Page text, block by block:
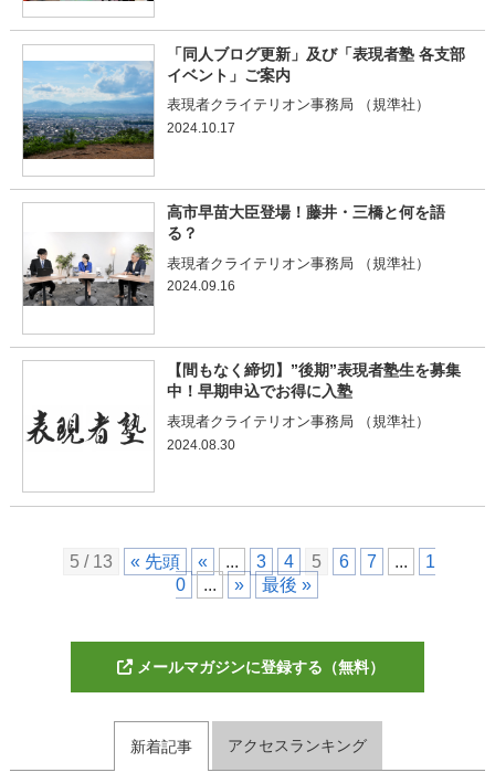
「同人ブログ更新」及び「表現者塾 各支部
イベント」ご案内
表現者クライテリオン事務局 （規準社）
2024.10.17
高市早苗大臣登場！藤井・三橋と何を語
る？
表現者クライテリオン事務局 （規準社）
2024.09.16
【間もなく締切】”後期”表現者塾生を募集
中！早期申込でお得に入塾
表現者クライテリオン事務局 （規準社）
2024.08.30
5 / 13 « 先頭 « ... 3 4 5 6 7 ...
1
0
... » 最後 »
メールマガジンに登録する（無料）
新着記事 アクセスランキング